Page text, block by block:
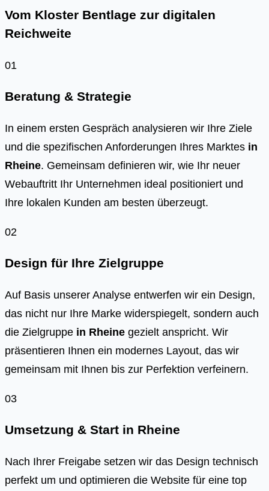
Vom Kloster Bentlage zur digitalen
Reichweite
01
Beratung & Strategie
In einem ersten Gespräch analysieren wir Ihre Ziele
und die spezifischen Anforderungen Ihres Marktes in
Rheine. Gemeinsam definieren wir, wie Ihr neuer
Webauftritt Ihr Unternehmen ideal positioniert und
Ihre lokalen Kunden am besten überzeugt.
02
Design für Ihre Zielgruppe
Auf Basis unserer Analyse entwerfen wir ein Design,
das nicht nur Ihre Marke widerspiegelt, sondern auch
die Zielgruppe in Rheine gezielt anspricht. Wir
präsentieren Ihnen ein modernes Layout, das wir
gemeinsam mit Ihnen bis zur Perfektion verfeinern.
03
Umsetzung & Start in Rheine
Nach Ihrer Freigabe setzen wir das Design technisch
perfekt um und optimieren die Website für eine top